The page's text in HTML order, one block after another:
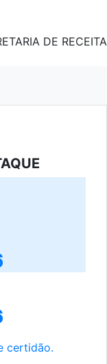
DE RECEITA
certidão.